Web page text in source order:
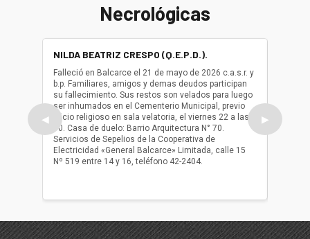
Necrológicas
◀
NILDA BEATRIZ CRESPO (Q.E.P.D.).
Falleció en Balcarce el 21 de mayo de 2026 c.a.s.r. y
b.p. Familiares, amigos y demas deudos participan
su fallecimiento. Sus restos son velados para luego
ser inhumados en el Cementerio Municipal, previo
oficio religioso en sala velatoria, el viernes 22 a las
10. Casa de duelo: Barrio Arquitectura N° 70.
Servicios de Sepelios de la Cooperativa de
Electricidad «General Balcarce» Limitada, calle 15
Nº 519 entre 14 y 16, teléfono 42-2404.
ser
oficio
▶